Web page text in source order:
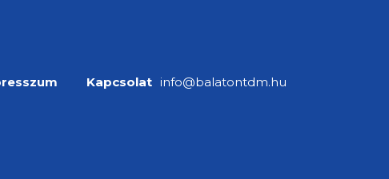
Kapcsolat info@balatontdm.hu